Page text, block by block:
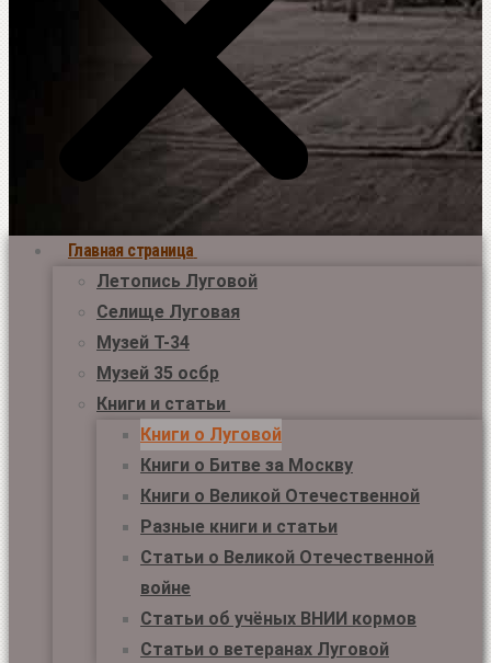
Главная страница
Летопись Луговой
Селище Луговая
Музей Т-34
Музей 35 осбр
Книги и статьи
Книги о Луговой
Книги о Битве за Москву
Книги о Великой Отечественной
Разные книги и статьи
Статьи о Великой Отечественной
войне
Статьи об учёных ВНИИ кормов
Статьи о ветеранах Луговой